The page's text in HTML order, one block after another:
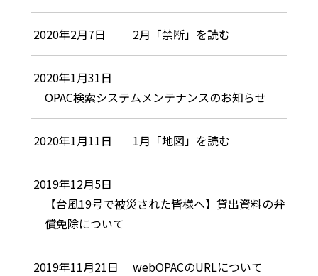
2020年2月7日 2月「禁断」を読む
2020年1月31日
OPAC検索システムメンテナンスのお知らせ
2020年1月11日 1月「地図」を読む
2019年12月5日
【台風19号で被災された皆様へ】貸出資料の弁
償免除について
2019年11月21日
webOPACのURLについて